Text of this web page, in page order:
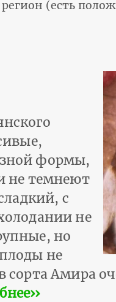
(есть
формы,
не темнеют
с
не
но
не
Амира